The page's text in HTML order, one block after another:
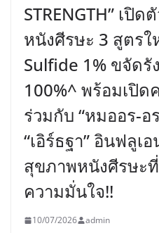
STRENGTH” เปิ
หนังศีรษะ 3 สูตร
Sulfide 1% ขจัด
100%^ พร้อมเปิด
ร่วมกับ “หมออร-อ
“เอิร์ธฐา” อินฟลู
สุขภาพหนังศีรษะ
ความมั่นใจ!!
10/07/2026 admin